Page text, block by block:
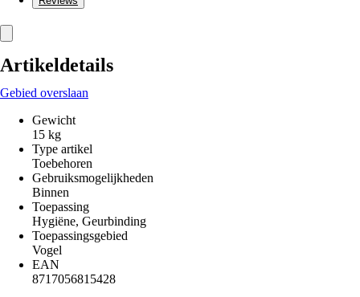
Artikeldetails
Gebied overslaan
Gewicht
15 kg
Type artikel
Toebehoren
Gebruiksmogelijkheden
Binnen
Toepassing
Hygiëne, Geurbinding
Toepassingsgebied
Vogel
EAN
8717056815428